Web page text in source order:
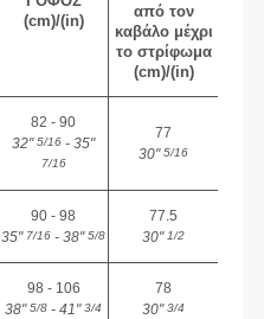
(cm)/(in)
από τον
καβάλο μέχρι
το στρίφωμα
(cm)/(in)
82 - 90
32"5/16 - 35"
7/16
77
30"5/16
90 - 98
35"7/16 - 38"5/8
77.5
30"1/2
98 - 106
38"5/8 - 41"3/4
78
30"3/4